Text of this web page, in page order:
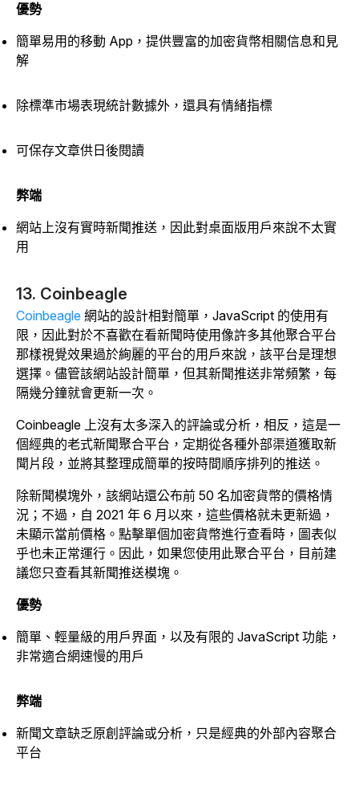
優勢
簡單易用的移動 App，提供豐富的加密貨幣相關信息和見
解
除標準市場表現統計數據外，還具有情緒指標
可保存文章供日後閱讀
弊端
網站上沒有實時新聞推送，因此對桌面版用戶來說不太實
用
13. Coinbeagle
Coinbeagle 網站的設計相對簡單，JavaScript 的使用有
限，因此對於不喜歡在看新聞時使用像許多其他聚合平台
那樣視覺效果過於絢麗的平台的用戶來說，該平台是理想
選擇。儘管該網站設計簡單，但其新聞推送非常頻繁，每
隔幾分鐘就會更新一次。
Coinbeagle 上沒有太多深入的評論或分析，相反，這是一
個經典的老式新聞聚合平台，定期從各種外部渠道獲取新
聞片段，並將其整理成簡單的按時間順序排列的推送。
除新聞模塊外，該網站還公布前 50 名加密貨幣的價格情
況；不過，自 2021 年 6 月以來，這些價格就未更新過，
未顯示當前價格。點擊單個加密貨幣進行查看時，圖表似
乎也未正常運行。因此，如果您使用此聚合平台，目前建
議您只查看其新聞推送模塊。
優勢
簡單、輕量級的用戶界面，以及有限的 JavaScript 功能，
非常適合網速慢的用戶
弊端
新聞文章缺乏原創評論或分析，只是經典的外部內容聚合
平台